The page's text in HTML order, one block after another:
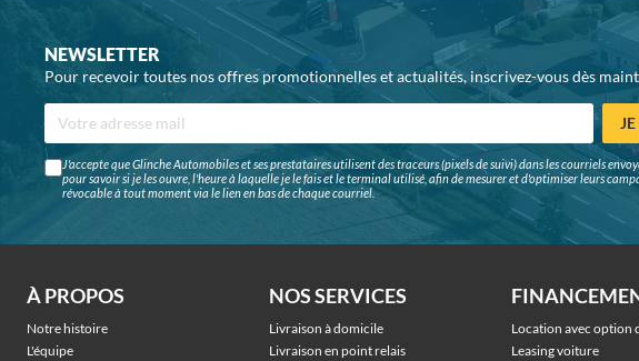
NEWSLETTER
Pour recevoir toutes nos offres promotionnelles et actualités, inscrivez-vous dès
J'accepte que Glinche Automobiles et ses prestataires utilisent des traceurs (pixels de suivi) dans les courriels
pour savoir si je les ouvre, l'heure à laquelle je le fais et le terminal utilisé, afin de mesurer et d'optimiser leurs
révocable à tout moment via le lien en bas de chaque courriel.
À PROPOS
Notre histoire
L'équipe
NOS SERVICES
Livraison à domicile
Livraison en point relais
Location avec option
Leasing voiture